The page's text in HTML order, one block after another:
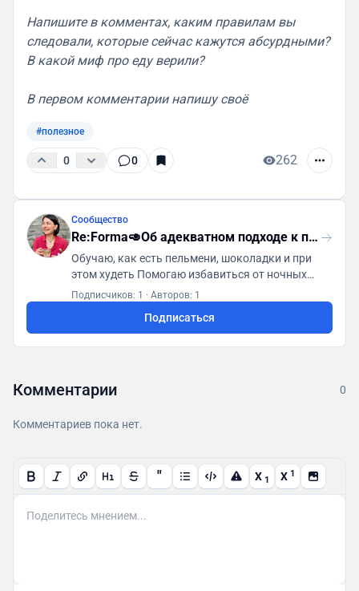
Напишите в комментах, каким правилам вы
следовали, которые сейчас кажутся абсурдными?
В какой миф про еду верили?
В первом комментарии напишу своё
#полезное
0 0 262
Сообщество
Re:Forma🥑Об адекватном подходе к
Обучаю, как есть пельмени, шоколадки и при
этом худеть Помогаю избавиться от ночных
дожоров и заеданий стресса Показываю, как
Подписчиков: 1 · Авторов: 1
Подписаться
Комментарии 0
Комментариев пока нет.
" X 1 X 1